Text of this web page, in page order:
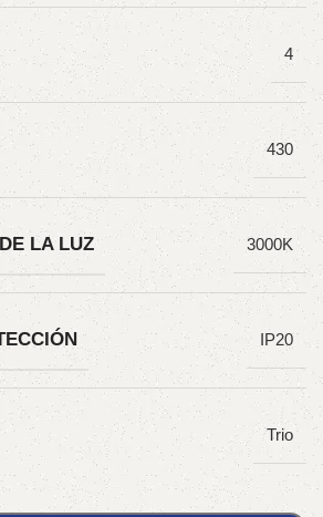
4
430
LA LUZ 3000K
IP20
Trio